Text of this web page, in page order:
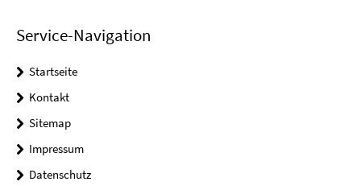
Service-Navigation
Startseite
Kontakt
Sitemap
Impressum
Datenschutz